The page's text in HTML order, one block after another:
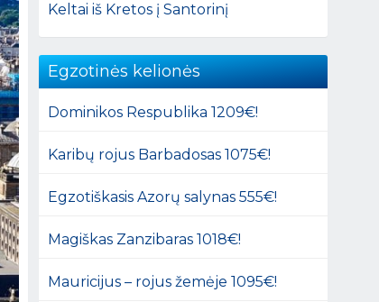
Keltai iš Kretos į Santorinį
Egzotinės kelionės
Dominikos Respublika 1209€!
Karibų rojus Barbadosas 1075€!
Egzotiškasis Azorų salynas 555€!
Magiškas Zanzibaras 1018€!
Mauricijus – rojus žemėje 1095€!